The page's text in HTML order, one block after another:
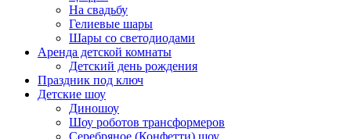
На свадьбу
Гелиевые шары
Шары со светодиодами
Аренда детской комнаты
Детский день рождения
Праздник под ключ
Детские шоу
Диношоу
Шоу роботов трансформеров
Серебряное (Конфетти) шоу